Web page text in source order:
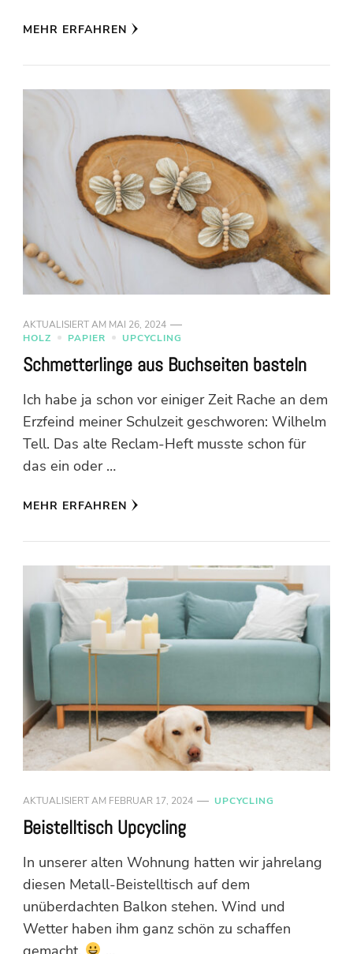
MEHR ERFAHREN
AKTUALISIERT AM MAI 26, 2024
HOLZ
PAPIER UPCYCLING
Schmetterlinge aus Buchseiten basteln
Ich habe ja schon vor einiger Zeit Rache an dem
Erzfeind meiner Schulzeit geschworen: Wilhelm
Tell. Das alte Reclam-Heft musste schon für
das ein oder …
MEHR ERFAHREN
AKTUALISIERT AM FEBRUAR 17, 2024 UPCYCLING
Beistelltisch Upcycling
In unserer alten Wohnung hatten wir jahrelang
diesen Metall-Beistelltisch auf dem
unüberdachten Balkon stehen. Wind und
Wetter haben ihm ganz schön zu schaffen